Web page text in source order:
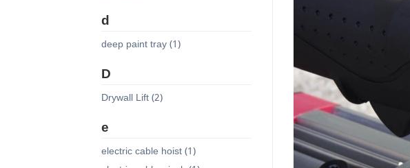
d
deep paint tray (1)
D
Drywall Lift (2)
e
electric cable hoist (1)